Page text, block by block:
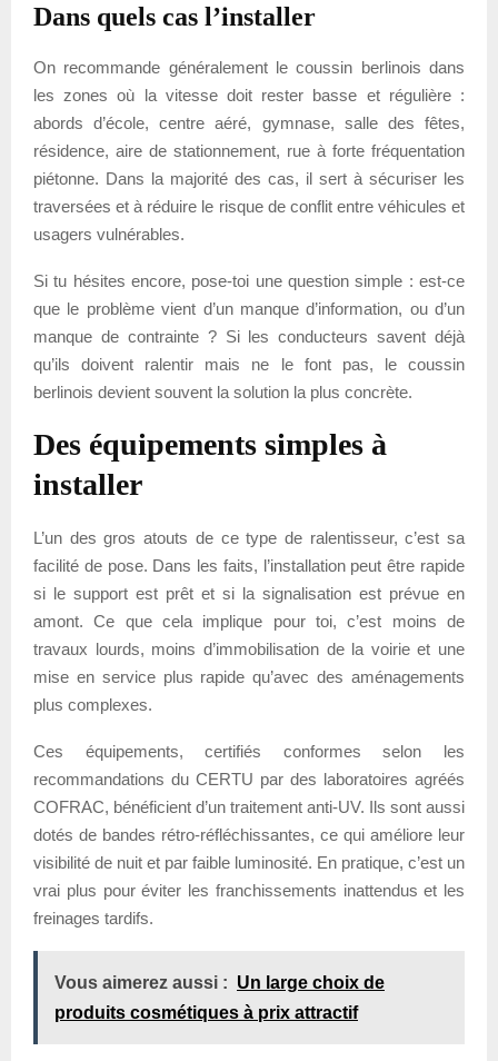
Dans quels cas l’installer
On recommande généralement le coussin berlinois dans
les zones où la vitesse doit rester basse et régulière :
abords d’école, centre aéré, gymnase, salle des fêtes,
résidence, aire de stationnement, rue à forte fréquentation
piétonne. Dans la majorité des cas, il sert à sécuriser les
traversées et à réduire le risque de conflit entre véhicules et
usagers vulnérables.
Si tu hésites encore, pose-toi une question simple : est-ce
que le problème vient d’un manque d’information, ou d’un
manque de contrainte ? Si les conducteurs savent déjà
qu’ils doivent ralentir mais ne le font pas, le coussin
berlinois devient souvent la solution la plus concrète.
Des équipements simples à
installer
L’un des gros atouts de ce type de ralentisseur, c’est sa
facilité de pose. Dans les faits, l’installation peut être rapide
si le support est prêt et si la signalisation est prévue en
amont. Ce que cela implique pour toi, c’est moins de
travaux lourds, moins d’immobilisation de la voirie et une
mise en service plus rapide qu’avec des aménagements
plus complexes.
Ces équipements, certifiés conformes selon les
recommandations du CERTU par des laboratoires agréés
COFRAC, bénéficient d’un traitement anti-UV. Ils sont aussi
dotés de bandes rétro-réfléchissantes, ce qui améliore leur
visibilité de nuit et par faible luminosité. En pratique, c’est un
vrai plus pour éviter les franchissements inattendus et les
freinages tardifs.
Vous aimerez aussi : Un large choix de
produits cosmétiques à prix attractif